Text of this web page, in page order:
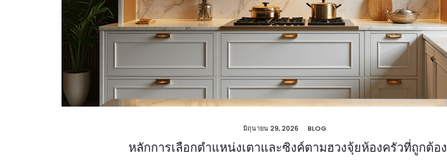
มิถุนายน 29, 2026 BLOG
หลักการเลือกตำแหน่งเตาและซิงค์ตามฮวงจุ้ยห้องครัวที่ถูกต้อง